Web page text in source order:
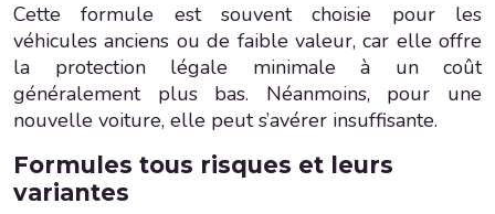
Cette formule est souvent choisie pour les
véhicules anciens ou de faible valeur, car elle offre
la protection légale minimale à un coût
généralement plus bas. Néanmoins, pour une
nouvelle voiture, elle peut s’avérer insuffisante.
Formules tous risques et leurs
variantes